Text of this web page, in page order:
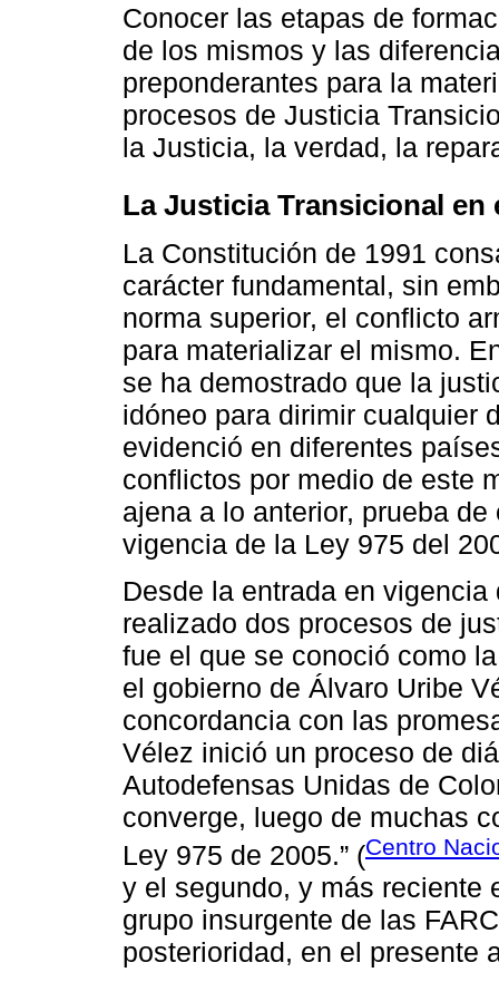
Conocer las etapas de
de los mismos y las
preponderantes para la
procesos de Justicia
la Justicia, la verdad, la
La Justicia Transicional en
La Constitución de 1991
carácter fundamental, sin
norma superior, el conflicto
para materializar el mismo.
se ha demostrado que la
idóneo para dirimir cualquier
evidenció en diferentes
conflictos por medio de este
ajena a lo anterior, prueba
vigencia de la Ley 975 del
Desde la entrada en
realizado dos procesos de
fue el que se conoció como
el gobierno de Álvaro Uribe
concordancia con las
Vélez inició un proceso de
Autodefensas Unidas de
converge, luego de muchas
Ley 975 de 2005.” (Centro
y el segundo, y más reciente
grupo insurgente de las
posterioridad, en el presente